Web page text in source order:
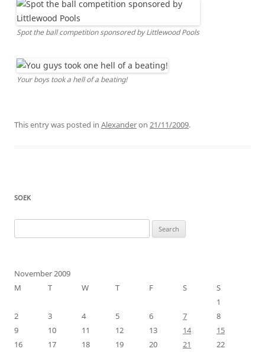
Spot the ball competition sponsored by Littlewood Pools
Your boys took a hell of a beating!
This entry was posted in Alexanderon 21/11/2009.
SOEK
for:
November 2009
M
T W T F S
S
1
2
3 4 5 6 7
8
9
10 11 12 13 14
15
16
17 18 19 20 21
22